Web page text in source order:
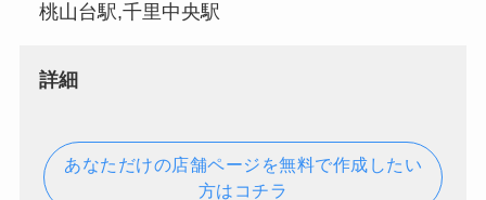
桃山台駅,千里中央駅
詳細
あなただけの店舗ページを無料で作成したい
方はコチラ